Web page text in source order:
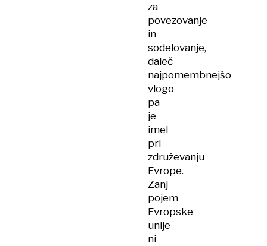
za
povezovanje
in
sodelovanje,
daleč
najpomembnejšo
vlogo
pa
je
imel
pri
združevanju
Evrope.
Zanj
pojem
Evropske
unije
ni